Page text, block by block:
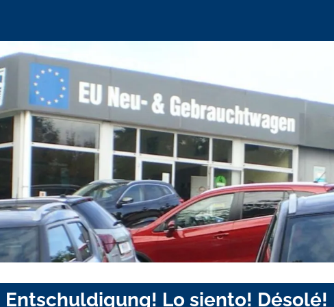
Lo siento! Désolé!